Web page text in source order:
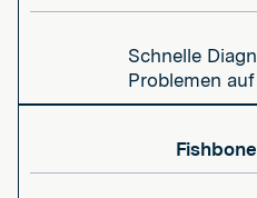
Schnelle
Problemen